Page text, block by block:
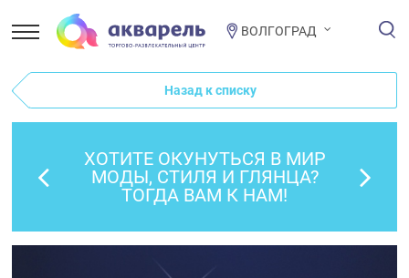
ВОЛГОГРАД
Назад к списку
ХОТИТЕ ОКУНУТЬСЯ В МИР
МОДЫ, СТИЛЯ И ГЛЯНЦА?
ТОГДА ВАМ К НАМ!